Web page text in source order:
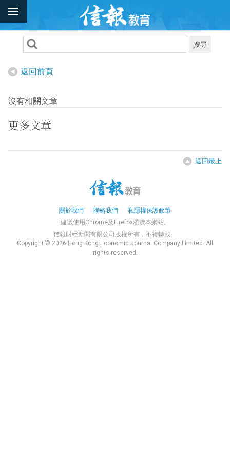
搜尋
返回前頁
沒有相關文章
更多文章
返回最上
關於我們 聯絡我們
私隱權保護政策
建議使用Chrome及Firefox瀏覽本網站。
信報財經新聞有限公司版權所有，不得轉載。
Copyright © 2026 Hong Kong Economic Journal Company Limited. All
rights reserved.